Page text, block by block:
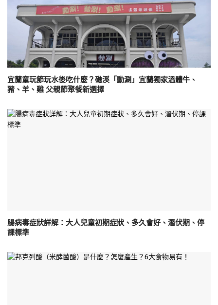
宜蘭童玩節玩水後吃什麼？礁溪「動涮」宜蘭獨家溫體牛、
豬、羊、雞 父親節聚餐新選擇
腸病毒症狀詳解：大人兒童初期症狀、多久會好、潛伏期、停
課標準